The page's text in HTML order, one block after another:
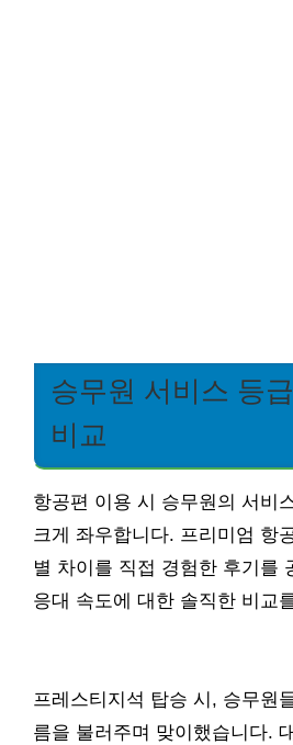
승무원 서비스 등
비교
항공편 이용 시 승무원의 서비
크게 좌우합니다. 프리미엄 항
별 차이를 직접 경험한 후기를
응대 속도에 대한 솔직한 비교
프레스티지석 탑승 시, 승무원
름을 불러주며 맞이했습니다.